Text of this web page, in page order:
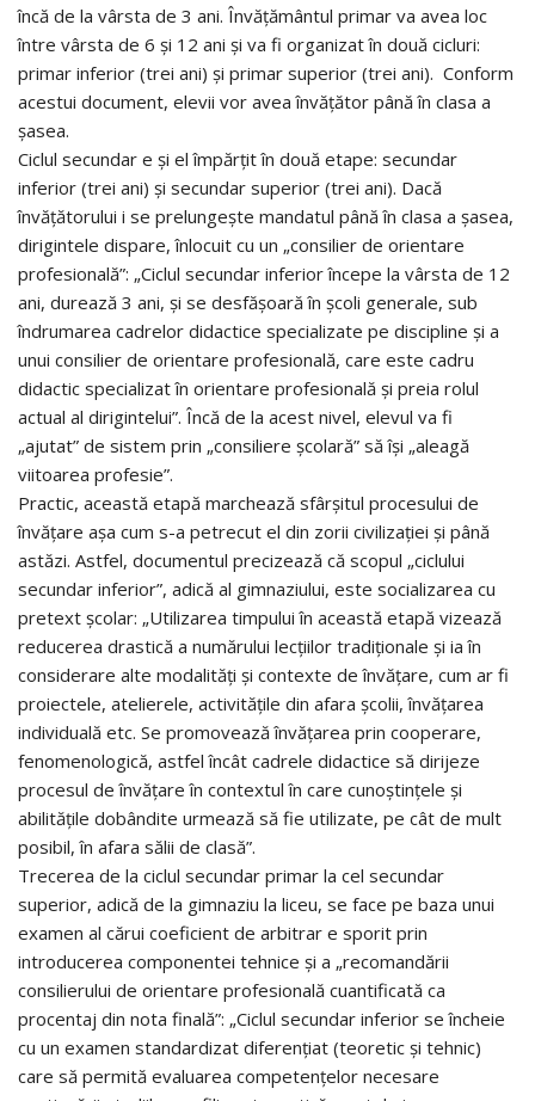
încă de la vârsta de 3 ani. Învățământul primar va avea loc
între vârsta de 6 și 12 ani și va fi organizat în două cicluri:
primar inferior (trei ani) și primar superior (trei ani). Conform
acestui document, elevii vor avea învățător până în clasa a
șasea.
Ciclul secundar e și el împărțit în două etape: secundar
inferior (trei ani) și secundar superior (trei ani). Dacă
învățătorului i se prelungește mandatul până în clasa a șasea,
dirigintele dispare, înlocuit cu un „consilier de orientare
profesională”: „Ciclul secundar inferior începe la vârsta de 12
ani, durează 3 ani, și se desfășoară în școli generale, sub
îndrumarea cadrelor didactice specializate pe discipline și a
unui consilier de orientare profesională, care este cadru
didactic specializat în orientare profesională și preia rolul
actual al dirigintelui”. Încă de la acest nivel, elevul va fi
„ajutat” de sistem prin „consiliere școlară” să își „aleagă
viitoarea profesie”.
Practic, această etapă marchează sfârșitul procesului de
învățare așa cum s-a petrecut el din zorii civilizației și până
astăzi. Astfel, documentul precizează că scopul „ciclului
secundar inferior”, adică al gimnaziului, este socializarea cu
pretext școlar: „Utilizarea timpului în această etapă vizează
reducerea drastică a numărului lecțiilor tradiționale și ia în
considerare alte modalități și contexte de învățare, cum ar fi
proiectele, atelierele, activitățile din afara școlii, învățarea
individuală etc. Se promovează învățarea prin cooperare,
fenomenologică, astfel încât cadrele didactice să dirijeze
procesul de învățare în contextul în care cunoștințele și
abilitățile dobândite urmează să fie utilizate, pe cât de mult
posibil, în afara sălii de clasă”.
Trecerea de la ciclul secundar primar la cel secundar
superior, adică de la gimnaziu la liceu, se face pe baza unui
examen al cărui coeficient de arbitrar e sporit prin
introducerea componentei tehnice și a „recomandării
consilierului de orientare profesională cuantificată ca
procentaj din nota finală”: „Ciclul secundar inferior se încheie
cu un examen standardizat diferențiat (teoretic și tehnic)
care să permită evaluarea competențelor necesare